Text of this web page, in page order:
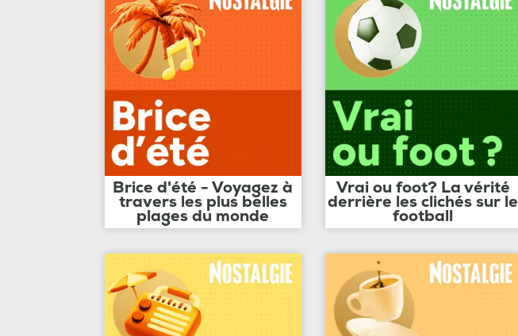
Brice d'été - Voyagez à
travers les plus belles
plages du monde
Vrai ou foot? La vérité
derrière les clichés sur le
football